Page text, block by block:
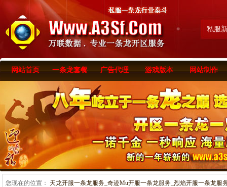
私服
网站首页 一条龙套餐 广告代理 游戏版本 网站制作
您现在的位置： 天龙开服一条龙服务_奇迹Mu开服一条龙服务_烈焰开服一条龙服